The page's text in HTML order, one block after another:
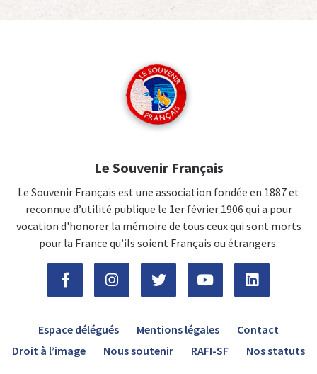
Le Souvenir Français
Le Souvenir Français est une association fondée en 1887 et
reconnue d’utilité publique le 1er février 1906 qui a pour
vocation d'honorer la mémoire de tous ceux qui sont morts
pour la France qu’ils soient Français ou étrangers.
Espace délégués Mentions légales
Contact
Droit à l’image
Nous soutenir RAFI-SF Nos statuts